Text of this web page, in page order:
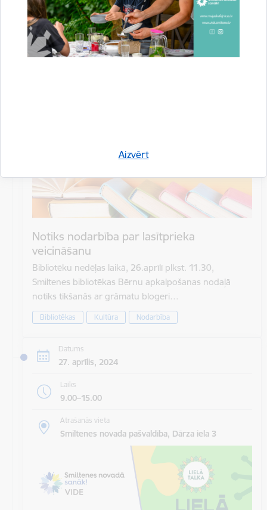
Aizvērt
26. aprīlis, 2024
Laiks
11.30
Notiks nodarbība par lasītprieka
veicināšanu
Bibliotēku nedēļas laikā, 26.aprīlī plkst. 11.30,
Smiltenes bibliotēkas Bērnu apkalpošanas nodaļā
notiks tikšanās ar grāmatu blogeri…
Bibliotēkas Kultūra Nodarbība
Datums
27. aprīlis, 2024
Laiks
9.00–15.00
Atrašanās vieta
Smiltenes novada pašvaldība, Dārza iela 3